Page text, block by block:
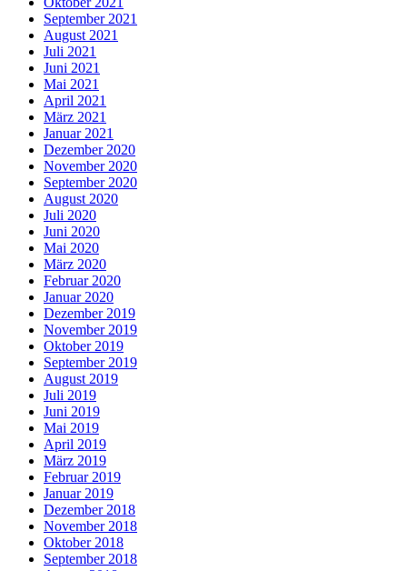
September 2021
August 2021
Juli 2021
Juni 2021
Mai 2021
April 2021
März 2021
Januar 2021
Dezember 2020
November 2020
September 2020
August 2020
Juli 2020
Juni 2020
Mai 2020
März 2020
Februar 2020
Januar 2020
Dezember 2019
November 2019
Oktober 2019
September 2019
August 2019
Juli 2019
Juni 2019
Mai 2019
April 2019
März 2019
Februar 2019
Januar 2019
Dezember 2018
November 2018
Oktober 2018
September 2018